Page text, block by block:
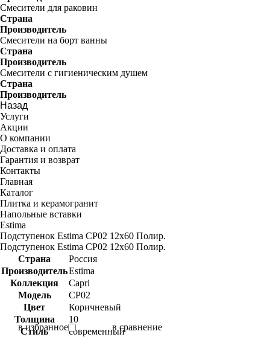
Смесители для раковин
Страна
Производитель
Смесители на борт ванны
Страна
Производитель
Смесители с гигиеническим душем
Страна
Производитель
Назад
Услуги
Акции
О компании
Доставка и оплата
Гарантия и возврат
Контакты
Главная
Каталог
Плитка и керамогранит
Напольные вставки
Estima
Подступенок Estima CP02 12x60 Полир.
Подступенок Estima CP02 12x60 Полир.
Страна
Россия
ПроизводительEstima
Коллекция
Capri
Модель
CP02
Цвет
Коричневый
Толщина
10
Стиль
современный
в избранное в сравнение